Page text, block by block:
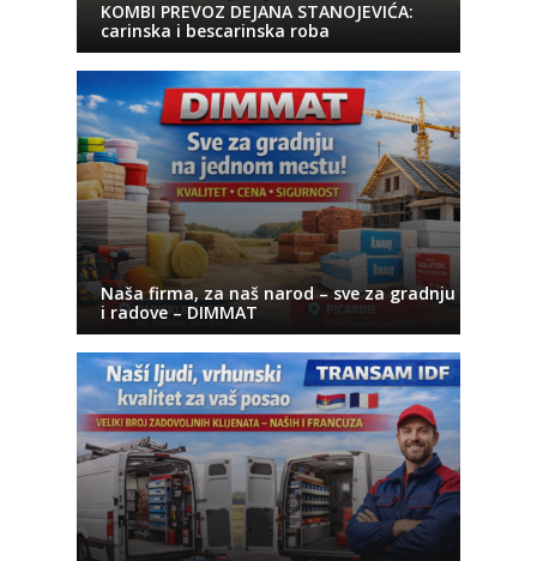
KOMBI PREVOZ DEJANA STANOJEVIĆA:
carinska i bescarinska roba
Naša firma, za naš narod – sve za gradnju
i radove – DIMMAT